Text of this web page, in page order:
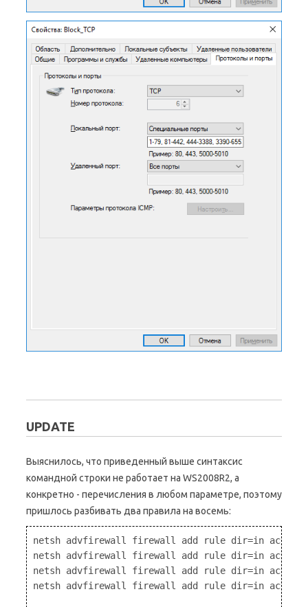
UPDATE
Выяснилось, что приведенный выше синтаксис
командной строки не работает на WS2008R2, а
конкретно - перечисления в любом параметре, поэтому
пришлось разбивать два правила на восемь:
netsh advfirewall firewall add rule dir=in
netsh advfirewall firewall add rule dir=in
netsh advfirewall firewall add rule dir=in
netsh advfirewall firewall add rule dir=in